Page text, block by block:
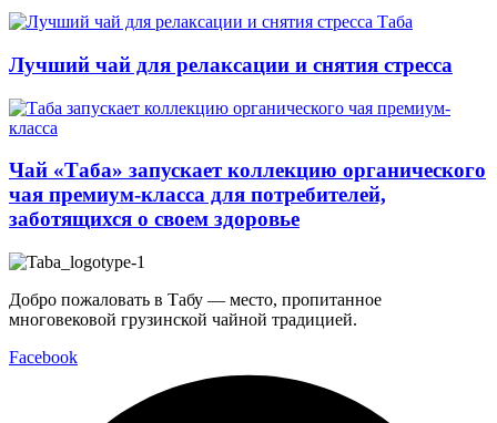
Лучший чай для релаксации и снятия стресса
Чай «Таба» запускает коллекцию органического
чая премиум-класса для потребителей,
заботящихся о своем здоровье
Добро пожаловать в Табу — место, пропитанное
многовековой грузинской чайной традицией.
Facebook